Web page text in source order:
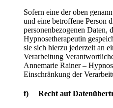
Sofern eine der oben
und eine betroffene Person
personenbezogenen Daten,
Hypnosetherapeutin
sie sich hierzu jederzeit an
Verarbeitung
Annemarie Rainer –
Einschränkung der
f) Recht auf